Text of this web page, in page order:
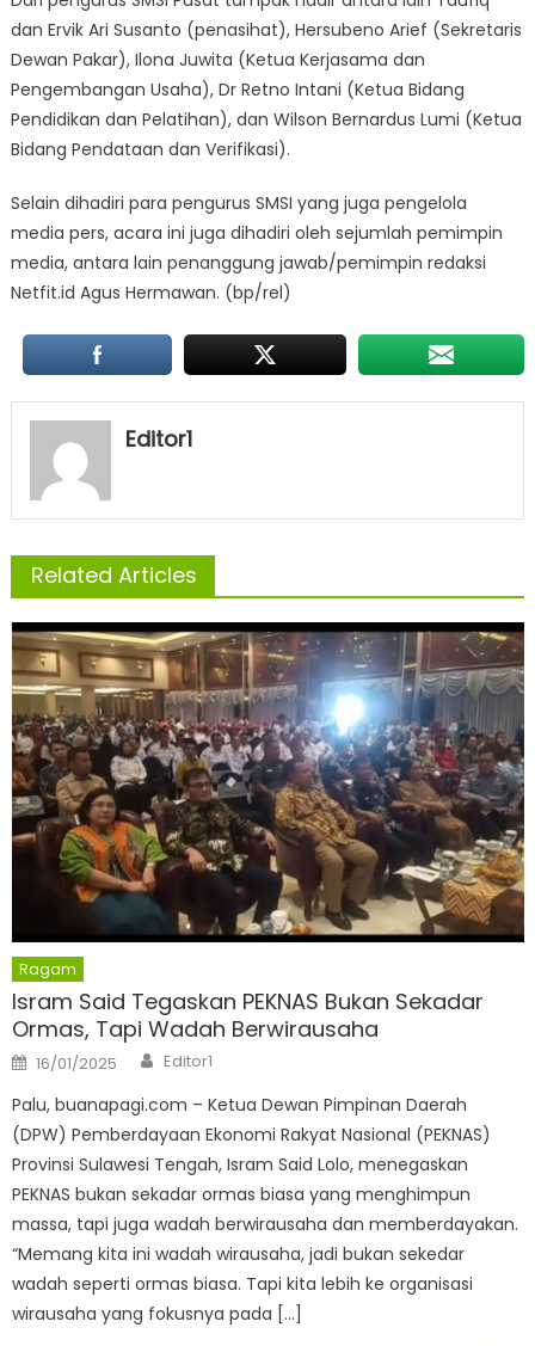
dan Ervik Ari Susanto (penasihat), Hersubeno Arief (Sekretaris
Dewan Pakar), Ilona Juwita (Ketua Kerjasama dan
Pengembangan Usaha), Dr Retno Intani (Ketua Bidang
Pendidikan dan Pelatihan), dan Wilson Bernardus Lumi (Ketua
Bidang Pendataan dan Verifikasi).
Selain dihadiri para pengurus SMSI yang juga pengelola
media pers, acara ini juga dihadiri oleh sejumlah pemimpin
media, antara lain penanggung jawab/pemimpin redaksi
Netfit.id Agus Hermawan. (bp/rel)
Editor1
Related Articles
Ragam
Isram Said Tegaskan PEKNAS Bukan Sekadar
Ormas, Tapi Wadah Berwirausaha
Posted
on
16/01/2025 Author
Editor1
Palu, buanapagi.com – Ketua Dewan Pimpinan Daerah
(DPW) Pemberdayaan Ekonomi Rakyat Nasional (PEKNAS)
Provinsi Sulawesi Tengah, Isram Said Lolo, menegaskan
PEKNAS bukan sekadar ormas biasa yang menghimpun
massa, tapi juga wadah berwirausaha dan memberdayakan.
“Memang kita ini wadah wirausaha, jadi bukan sekedar
wadah seperti ormas biasa. Tapi kita lebih ke organisasi
wirausaha yang fokusnya pada […]